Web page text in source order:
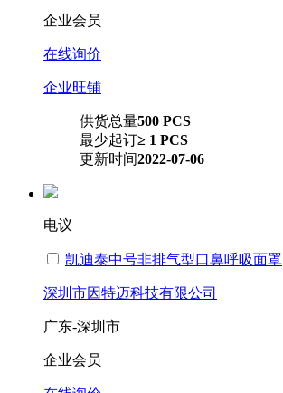
企业会员
在线询价
企业旺铺
供货总量500 PCS
最少起订≥ 1 PCS
更新时间2022-07-06
电议
凯迪泰中号非排气型口鼻呼吸面罩
深圳市因特迈科技有限公司
广东-深圳市
企业会员